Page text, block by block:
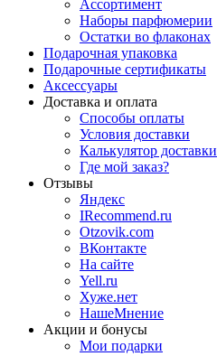
Ассортимент
Наборы парфюмерии
Остатки во флаконах
Подарочная упаковка
Подарочные сертификаты
Аксессуары
Доставка и оплата
Способы оплаты
Условия доставки
Калькулятор доставки
Где мой заказ?
Отзывы
Яндекс
IRecommend.ru
Otzovik.com
ВКонтакте
На сайте
Yell.ru
Хуже.нет
НашеМнение
Акции и бонусы
Мои подарки